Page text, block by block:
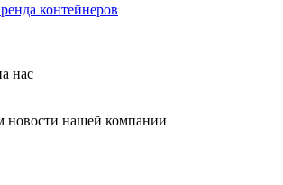
контейнеров
нас
нашей компании